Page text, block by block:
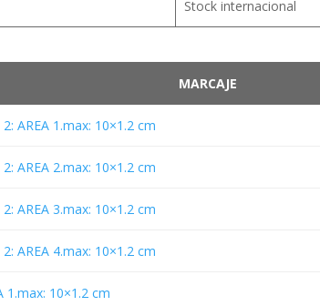
Stock internacional
MARCAJE
AREA 1.max: 10×1.2 cm
AREA 2.max: 10×1.2 cm
AREA 3.max: 10×1.2 cm
AREA 4.max: 10×1.2 cm
1.max: 10×1.2 cm